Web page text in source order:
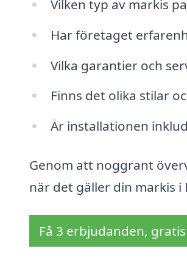
Vilken typ av markis
Har företaget
Vilka garantier och
Finns det olika stilar
Är installationen
Genom att noggrant
när det gäller din markis i
Få 3 erbjudanden,